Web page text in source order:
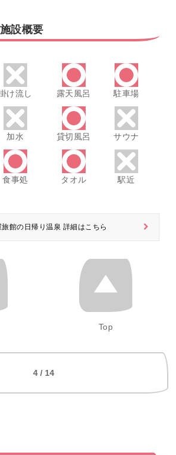
設概要
け流し 露天風呂 駐車場
加水 貸切風呂 サウナ
食事処 タオル 駅近
旅館の日帰り温泉 詳細はこちら
Top
4 / 14